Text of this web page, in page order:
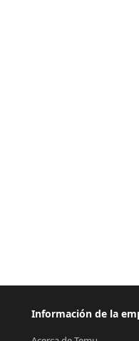
Información de la